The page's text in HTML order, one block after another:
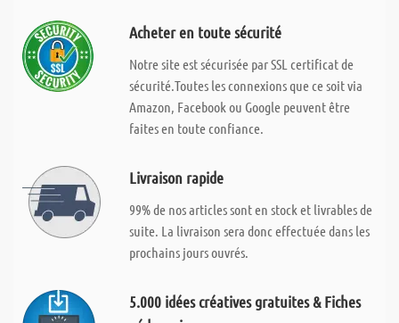
Acheter en toute sécurité
Notre site est sécurisée par SSL certificat de
sécurité.Toutes les connexions que ce soit via
Amazon, Facebook ou Google peuvent être
faites en toute confiance.
Livraison rapide
99% de nos articles sont en stock et livrables de
suite. La livraison sera donc effectuée dans les
prochains jours ouvrés.
5.000 idées créatives gratuites & Fiches